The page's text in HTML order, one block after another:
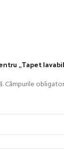
„Tapet
Câmpurile